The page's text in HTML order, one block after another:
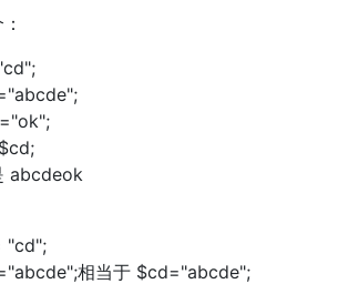
abcdeok
"cd";
相当于 $cd="abcde";